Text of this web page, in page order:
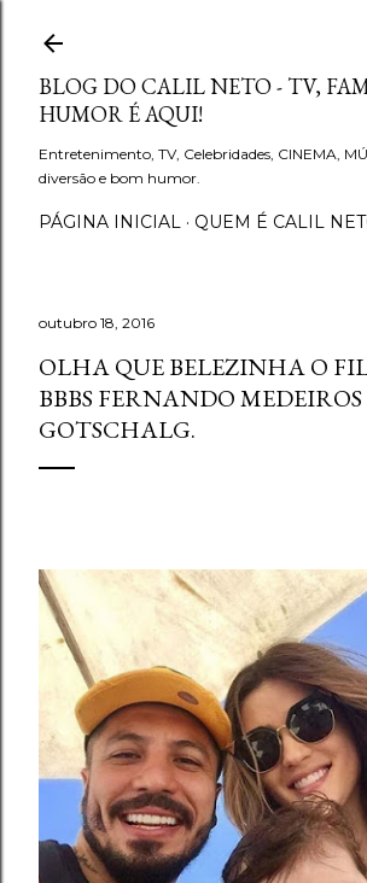
Pular para o
BLOG DO CALIL NETO - TV,
HUMOR É AQUI!
Entretenimento, TV, Celebridades, CINEMA,
diversão e bom humor.
PÁGINA INICIAL QUEM É CALIL
outubro 18, 2016
OLHA QUE BELEZINHA O
BBBS FERNANDO
GOTSCHALG.